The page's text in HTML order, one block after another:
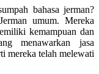
bahasa jerman?
umum. Mereka
kemampuan dan
menawarkan jasa
mereka telah melewati